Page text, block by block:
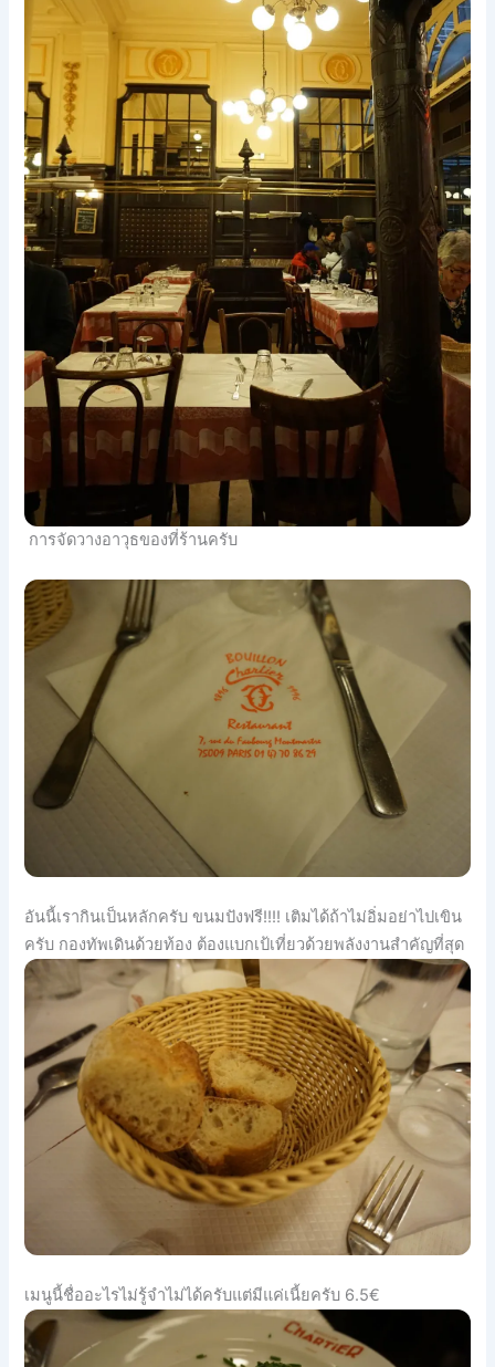
การจัดวางอาวุธของที่ร้านครับ
อันนี้เรากินเป็นหลักครับ ขนมปังฟรี!!!! เติมได้ถ้าไม่อิ่มอย่าไปเขิน
ครับ กองทัพเดินด้วยท้อง ต้องแบกเป้เที่ยวด้วยพลังงานสำคัญที่สุด
เมนูนี้ชื่ออะไรไม่รู้จำไม่ได้ครับแต่มีแค่เนี้ยครับ 6.5€